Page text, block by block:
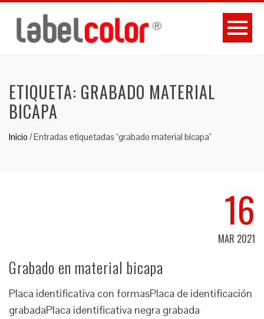
ETIQUETA: GRABADO MATERIAL
BICAPA
Inicio /Entradas etiquetadas "grabado material bicapa"
16
MAR 2021
Grabado en material bicapa
Placa identificativa con formasPlaca de identificación
grabadaPlaca identificativa negra grabada